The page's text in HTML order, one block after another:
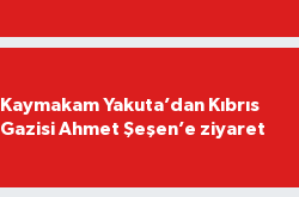
Kaymakam Yakuta’dan Kıbrıs
Gazisi Ahmet Şeşen’e ziyaret